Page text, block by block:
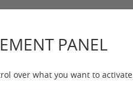
PANEL
over what you want to activate.